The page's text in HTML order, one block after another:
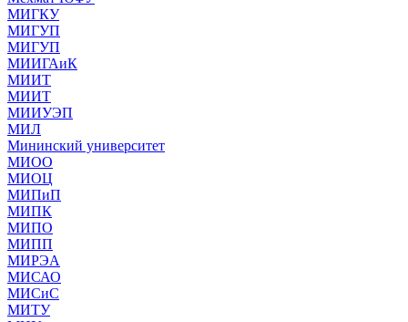
МИГКУ
МИГУП
МИГУП
МИИГАиК
МИИТ
МИИТ
МИИУЭП
МИЛ
Мининский университет
МИОО
МИОЦ
МИПиП
МИПК
МИПО
МИПП
МИРЭА
МИСАО
МИСиС
МИТУ